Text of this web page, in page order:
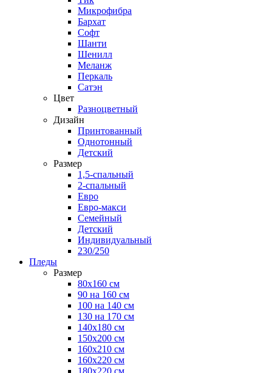
Микрофибра
Бархат
Софт
Шанти
Шенилл
Меланж
Перкаль
Сатэн
Цвет
Разноцветный
Дизайн
Принтованный
Однотонный
Детский
Размер
1,5-спальный
2-спальный
Евро
Евро-макси
Семейный
Детский
Индивидуальный
230/250
Пледы
Размер
80х160 см
90 на 160 см
100 на 140 см
130 на 170 см
140х180 см
150х200 см
160х210 см
160х220 см
180х220 см